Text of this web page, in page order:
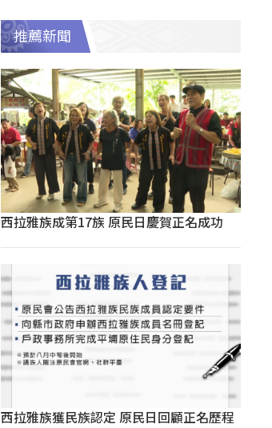
推薦新聞
西拉雅族成第17族 原民日慶賀正名成功
西拉雅族獲民族認定 原民日回顧正名歷程